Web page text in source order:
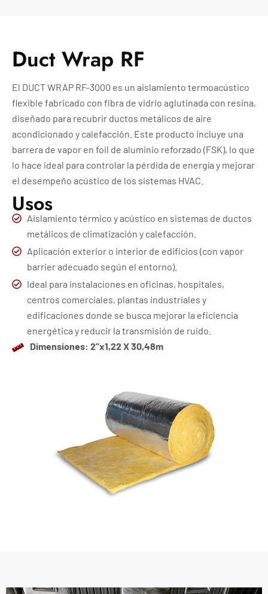
Duct Wrap RF
El DUCT WRAP RF-3000 es un aislamiento termoacústico
flexible fabricado con fibra de vidrio aglutinada con resina,
diseñado para recubrir ductos metálicos de aire
acondicionado y calefacción. Este producto incluye una
barrera de vapor en foil de aluminio reforzado (FSK), lo que
lo hace ideal para controlar la pérdida de energía y mejorar
el desempeño acústico de los sistemas HVAC.
Usos
Aislamiento térmico y acústico en sistemas de ductos
metálicos de climatización y calefacción.
Aplicación exterior o interior de edificios (con vapor
barrier adecuado según el entorno).
Ideal para instalaciones en oficinas, hospitales,
centros comerciales, plantas industriales y
edificaciones donde se busca mejorar la eficiencia
energética y reducir la transmisión de ruido.
Dimensiones: 2"x1,22 X 30,48m